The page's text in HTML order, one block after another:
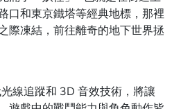
口和東京鐵塔等經典地標，那裡
際凍結，前往離奇的地下世界拯
線追蹤和 3D 音效技術，將讓